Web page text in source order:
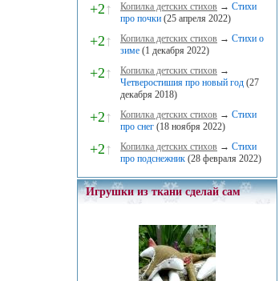
+2↑ Копилка детских стихов → Стихи
про почки (25 апреля 2022)
+2↑ Копилка детских стихов → Стихи о
зиме (1 декабря 2022)
+2↑ Копилка детских стихов →
Четверостишия про новый год (27
декабря 2018)
+2↑ Копилка детских стихов → Стихи
про снег (18 ноября 2022)
+2↑ Копилка детских стихов → Стихи
про подснежник (28 февраля 2022)
Игрушки из ткани сделай сам